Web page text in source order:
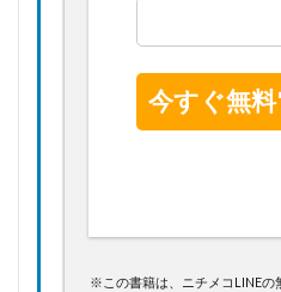
※この書籍は、ニチメコLINEの